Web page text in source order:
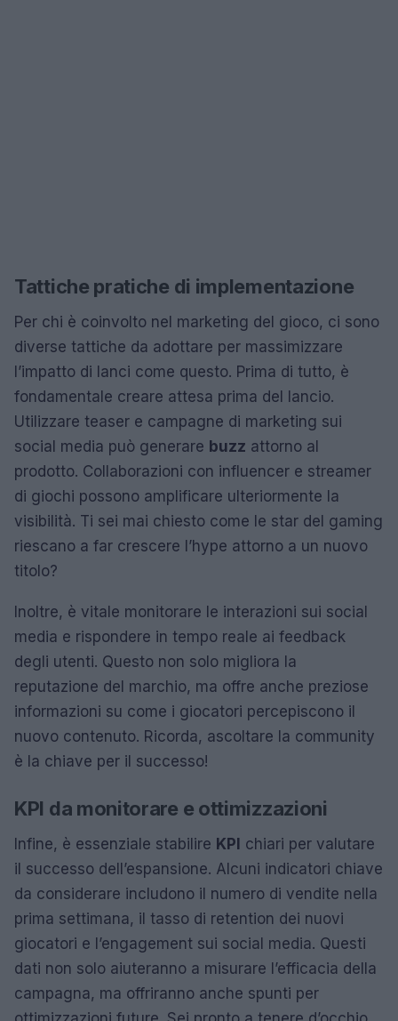
Tattiche pratiche di implementazione
Per chi è coinvolto nel marketing del gioco, ci sono
diverse tattiche da adottare per massimizzare
l’impatto di lanci come questo. Prima di tutto, è
fondamentale creare attesa prima del lancio.
Utilizzare teaser e campagne di marketing sui
social media può generare buzz attorno al
prodotto. Collaborazioni con influencer e streamer
di giochi possono amplificare ulteriormente la
visibilità. Ti sei mai chiesto come le star del gaming
riescano a far crescere l’hype attorno a un nuovo
titolo?
Inoltre, è vitale monitorare le interazioni sui social
media e rispondere in tempo reale ai feedback
degli utenti. Questo non solo migliora la
reputazione del marchio, ma offre anche preziose
informazioni su come i giocatori percepiscono il
nuovo contenuto. Ricorda, ascoltare la community
è la chiave per il successo!
KPI da monitorare e ottimizzazioni
Infine, è essenziale stabilire KPI chiari per valutare
il successo dell’espansione. Alcuni indicatori chiave
da considerare includono il numero di vendite nella
prima settimana, il tasso di retention dei nuovi
giocatori e l’engagement sui social media. Questi
dati non solo aiuteranno a misurare l’efficacia della
campagna, ma offriranno anche spunti per